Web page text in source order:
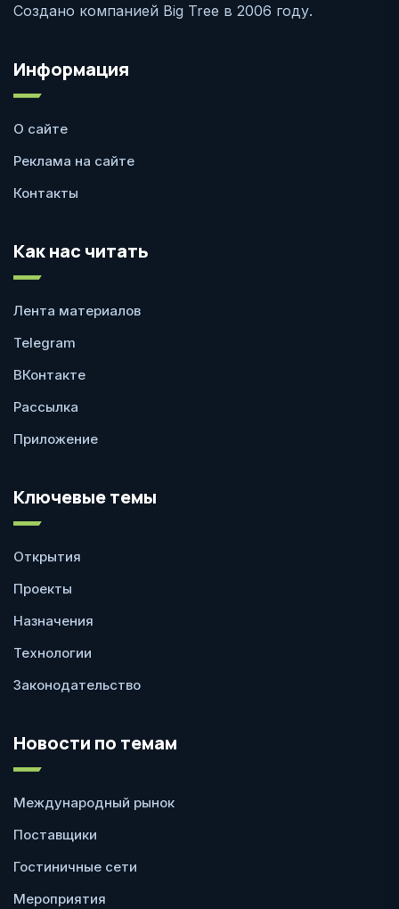
Создано компанией Big Tree в 2006 году.
Информация
О сайте
Реклама на сайте
Контакты
Как нас читать
Лента материалов
Telegram
ВКонтакте
Рассылка
Приложение
Ключевые темы
Открытия
Проекты
Назначения
Технологии
Законодательство
Новости по темам
Международный рынок
Поставщики
Гостиничные сети
Мероприятия